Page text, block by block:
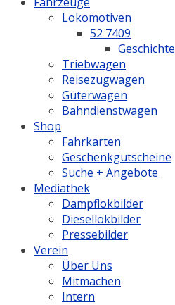
Lokomotiven
52 7409
Geschichte
Triebwagen
Reisezugwagen
Güterwagen
Bahndienstwagen
Shop
Fahrkarten
Geschenkgutscheine
Suche + Angebote
Mediathek
Dampflokbilder
Diesellokbilder
Pressebilder
Verein
Über Uns
Mitmachen
Intern